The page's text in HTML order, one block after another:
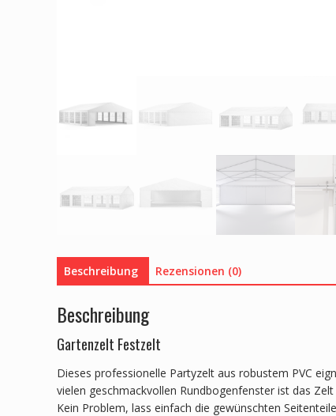
Beschreibung Rezensionen (0)
Beschreibung
Gartenzelt Festzelt
Dieses professionelle Partyzelt aus robustem PVC
vielen geschmackvollen Rundbogenfenster ist das
Kein Problem, lass einfach die gewünschten